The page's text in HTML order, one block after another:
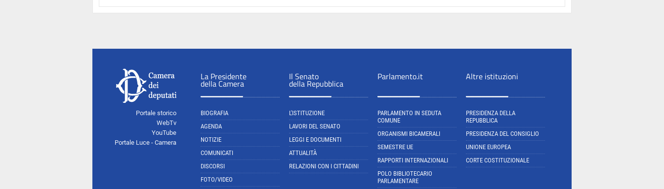
Portale storico
WebTv
YouTube
Portale Luce - Camera
La Presidente
della Camera
BIOGRAFIA
AGENDA
NOTIZIE
COMUNICATI
DISCORSI
FOTO/VIDEO
Il Senato
della Repubblica
L'ISTITUZIONE
LAVORI DEL SENATO
LEGGI E DOCUMENTI
ATTUALITÀ
RELAZIONI CON I CITTADINI
Parlamento.it
PARLAMENTO IN SEDUTA
COMUNE
ORGANISMI BICAMERALI
SEMESTRE UE
RAPPORTI INTERNAZIONALI
POLO BIBLIOTECARIO
PARLAMENTARE
Altre istituzioni
PRESIDENZA DELLA
REPUBBLICA
PRESIDENZA DEL CONSIGLIO
UNIONE EUROPEA
CORTE COSTITUZIONALE